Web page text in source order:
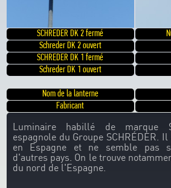
SCHREDER DK 2 fermé
Schreder DK 2 ouvert
SCHREDER DK 1 fermé
Schreder DK 1 ouvert
Nom de la lanterne
Fabricant
Luminaire habillé de marque
espagnole du Groupe SCHRÉDER.
en Espagne et ne semble pas
d'autres pays. On le trouve
du nord de l'Espagne.